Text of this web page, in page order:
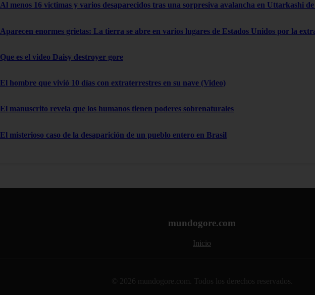
Al menos 16 victimas y varios desaparecidos tras una sorpresiva avalancha en Uttarkashi
Aparecen enormes grietas: La tierra se abre en varios lugares de Estados Unidos por la
Que es el video Daisy destroyer gore
El hombre que vivió 10 días con extraterrestres en su nave (Video)
El manuscrito revela que los humanos tienen poderes sobrenaturales
El misterioso caso de la desaparición de un pueblo entero en Brasil
mundogore.com
Inicio
© 2026 mundogore.com. Todos los derechos reservados.